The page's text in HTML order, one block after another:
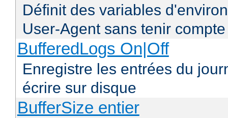
Définit des variables
User-Agent sans tenir
BufferedLogs On|Off
Enregistre les entrées du
écrire sur disque
BufferSize entier